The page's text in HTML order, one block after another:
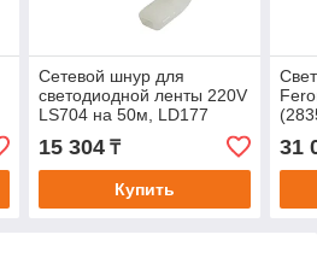
Сетевой шнур для
светодиодной ленты 220V
LS704 на 50м, LD177
15 304₸
Купить
1
31